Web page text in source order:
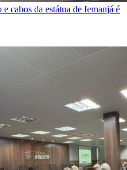
cabos da estátua de Iemanjá é